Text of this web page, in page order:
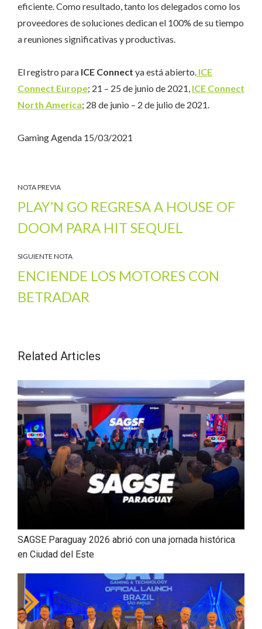
eficiente. Como resultado, tanto los delegados como los
proveedores de soluciones dedican el 100% de su tiempo
a reuniones significativas y productivas.
El registro para ICE Connect ya está abierto. ICE
Connect Europe; 21 – 25 de junio de 2021, ICE Connect
North America; 28 de junio – 2 de julio de 2021.
Gaming Agenda 15/03/2021
NOTA PREVIA
PLAY’N GO REGRESA A HOUSE OF
DOOM PARA HIT SEQUEL
SIGUIENTE NOTA
ENCIENDE LOS MOTORES CON
BETRADAR
Related Articles
SAGSE Paraguay 2026 abrió con una jornada histórica
en Ciudad del Este